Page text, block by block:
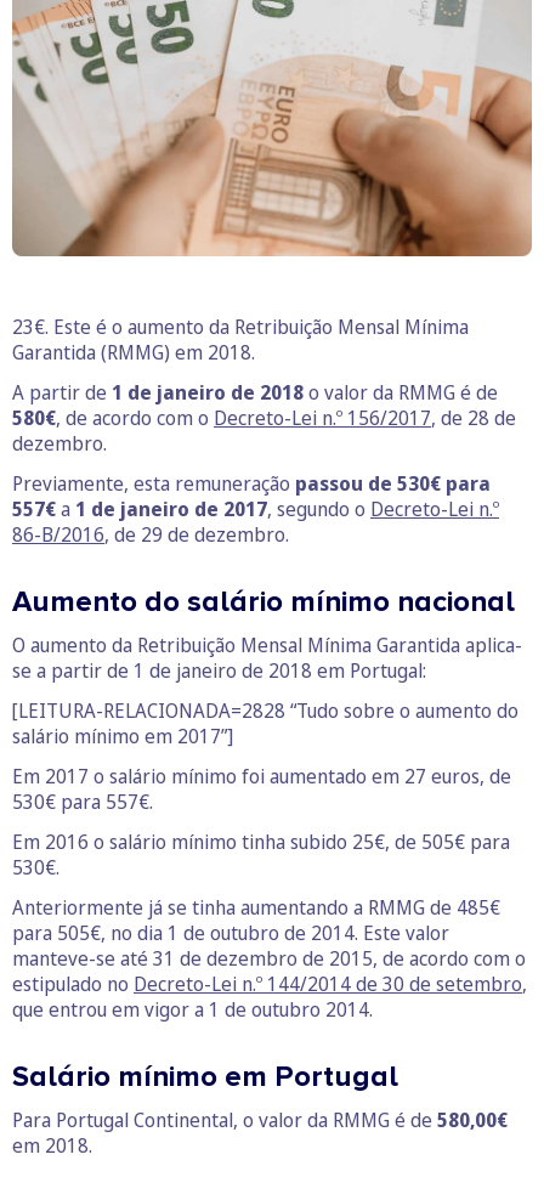
23€. Este é o aumento da Retribuição Mensal Mínima
Garantida (RMMG) em 2018.
A partir de 1 de janeiro de 2018o valor da RMMG é de
580€, de acordo com o Decreto-Lei n.º 156/2017, de 28 de
dezembro.
Previamente, esta remuneração passou de 530€ para
557€a 1 de janeiro de 2017, segundo o Decreto-Lei n.º
86-B/2016, de 29 de dezembro.
Aumento do salário mínimo nacional
O aumento da Retribuição Mensal Mínima Garantida aplica-
se a partir de 1 de janeiro de 2018 em Portugal:
[LEITURA-RELACIONADA=2828 “Tudo sobre o aumento do
salário mínimo em 2017”]
Em 2017 o salário mínimo foi aumentado em 27 euros, de
530€ para 557€.
Em 2016 o salário mínimo tinha subido 25€, de 505€ para
530€.
Anteriormente já se tinha aumentando a RMMG de 485€
para 505€, no dia 1 de outubro de 2014. Este valor
manteve-se até 31 de dezembro de 2015, de acordo com o
estipulado no Decreto-Lei n.º 144/2014 de 30 de setembro,
que entrou em vigor a 1 de outubro 2014.
Salário mínimo em Portugal
Para Portugal Continental, o valor da RMMG é de 580,00€
em 2018.